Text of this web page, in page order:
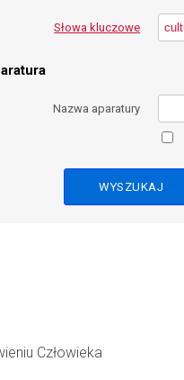
Słowa kluczowe
Nazwa aparatury
Człowieka